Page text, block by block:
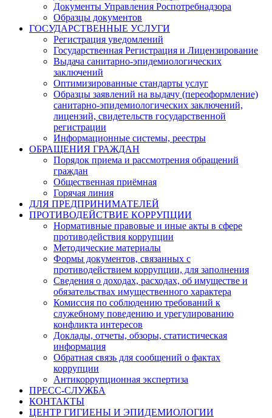
Документы Управления Роспотребнадзора
Образцы документов
ГОСУДАРСТВЕННЫЕ УСЛУГИ
Регистрация уведомлений
Государственная Регистрация и Лицензирование
Выдача санитарно-эпидемиологических
заключений
Оптимизированные стандарты услуг
Образцы заявлений на выдачу (переоформление)
санитарно-эпидемиологических заключений,
лицензий, свидетельств государственной
регистрации
Информационные системы, реестры
ОБРАЩЕНИЯ ГРАЖДАН
Порядок приема и рассмотрения обращений
граждан
Общественная приёмная
Горячая линия
ДЛЯ ПРЕДПРИНИМАТЕЛЕЙ
ПРОТИВОДЕЙСТВИЕ КОРРУПЦИИ
Нормативные правовые и иные акты в сфере
противодействия коррупции
Методические материалы
Формы документов, связанных с
противодействием коррупции, для заполнения
Сведения о доходах, расходах, об имуществе и
обязательствах имущественного характера
Комиссия по соблюдению требований к
служебному поведению и урегулированию
конфликта интересов
Доклады, отчеты, обзоры, статистическая
информация
Обратная связь для сообщений о фактах
коррупции
Антикоррупционная экспертиза
ПРЕСС-СЛУЖБА
КОНТАКТЫ
ЦЕНТР ГИГИЕНЫ И ЭПИДЕМИОЛОГИИ